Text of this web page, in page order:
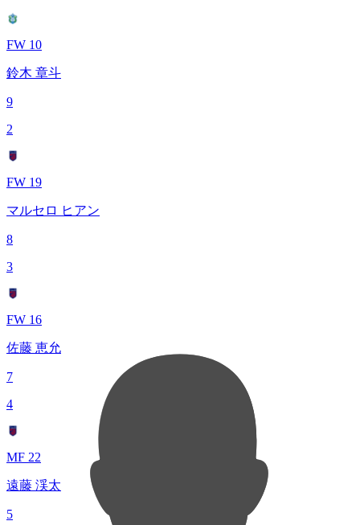
FW 10
鈴木 章斗
9
2
FW 19
マルセロ ヒアン
8
3
FW 16
佐藤 恵允
7
4
MF 22
遠藤 渓太
5